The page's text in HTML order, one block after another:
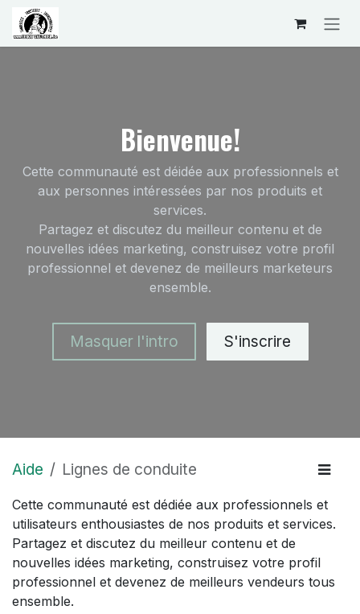
Se rendre au contenu
Bienvenue!
Cette communauté est déidée aux professionnels et
aux personnes intéressées par nos produits et
services.
Partagez et discutez du meilleur contenu et de
nouvelles idées marketing, construisez votre profil
professionnel et devenez de meilleurs marketeurs
ensemble.
Masquer l'intro S'inscrire
Aide Lignes de conduite
Cette communauté est dédiée aux professionnels et
utilisateurs enthousiastes de nos produits et services.
Partagez et discutez du meilleur contenu et de
nouvelles idées marketing, construisez votre profil
professionnel et devenez de meilleurs vendeurs tous
ensemble.